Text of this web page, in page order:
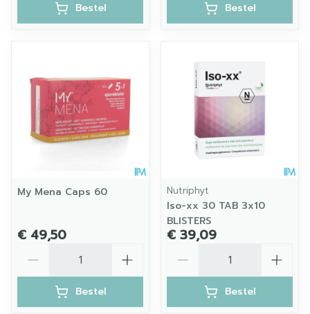
Bestel Bestel
My Mena Caps 60
€ 49,50
Bestel
Nutriphyt
Iso-xx 30 TAB 3x10
BLISTERS
€ 39,09
Bestel